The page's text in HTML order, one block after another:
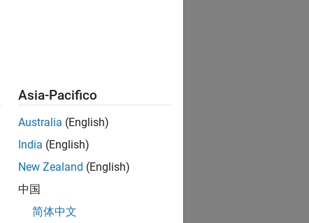
Asia-Pacifico
Australia (English)
India (English)
New Zealand (English)
中国
简体中文